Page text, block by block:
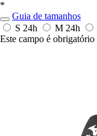
*
Guia de tamanhos
S 24h M 24h
Este campo é obrigatório